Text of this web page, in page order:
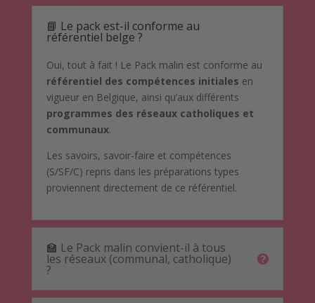
📘 Le pack est-il conforme au
référentiel belge ?
Oui, tout à fait ! Le Pack malin est conforme au
référentiel des compétences initiales en
vigueur en Belgique, ainsi qu’aux différents
programmes des réseaux catholiques et
communaux.
Les savoirs, savoir-faire et compétences
(S/SF/C) repris dans les préparations types
proviennent directement de ce référentiel.
🏫 Le Pack malin convient-il à tous
les réseaux (communal, catholique)
?